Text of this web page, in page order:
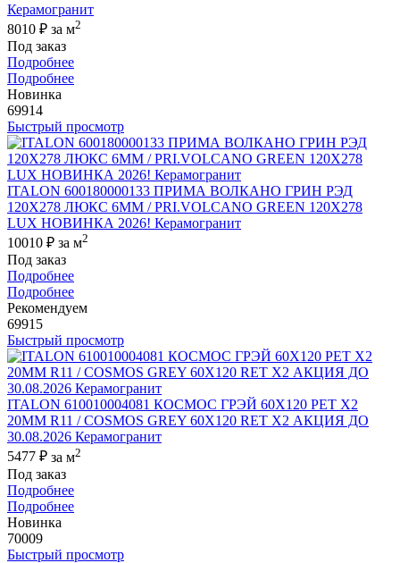
Керамогранит
8010 ₽ за м2
Под заказ
Подробнее
Подробнее
Новинка
69914
Быстрый просмотр
ITALON 600180000133 ПРИМА ВОЛКАНО ГРИН РЭД
120X278 ЛЮКС 6ММ / PRI.VOLCANO GREEN 120X278
LUX НОВИНКА 2026! Керамогранит
10010 ₽ за м2
Под заказ
Подробнее
Подробнее
Рекомендуем
69915
Быстрый просмотр
ITALON 610010004081 КОСМОС ГРЭЙ 60X120 РЕТ Х2
20MM R11 / COSMOS GREY 60X120 RET X2 АКЦИЯ ДО
30.08.2026 Керамогранит
5477 ₽ за м2
Под заказ
Подробнее
Подробнее
Новинка
70009
Быстрый просмотр